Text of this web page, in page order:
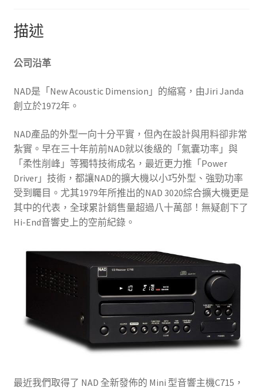
描述
公司沿革
NAD是「New Acoustic Dimension」的縮寫，由Jiri Janda
創立於1972年。
NAD產品的外型一向十分平實，但內在設計與用料卻非常
紮實。早在三十年前前NAD就以後級的「氣囊功率」與
「柔性削峰」等獨特技術成名，最近更力推「Power
Driver」技術，都讓NAD的擴大機以小巧外型、強勁功率
受到矚目。尤其1979年所推出的NAD 3020綜合擴大機更是
其中的代表，全球累計銷售量超過八十萬部！無疑創下了
Hi-End音響史上的空前紀錄。
最近我們取得了 NAD 全新發佈的 Mini 型音響主機C715，